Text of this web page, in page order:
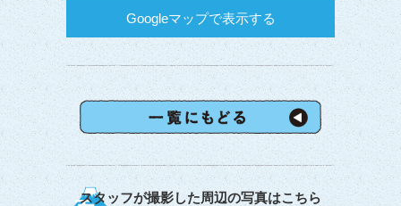
Googleマップで表示する
スタッフが撮影した周辺の写真はこちら